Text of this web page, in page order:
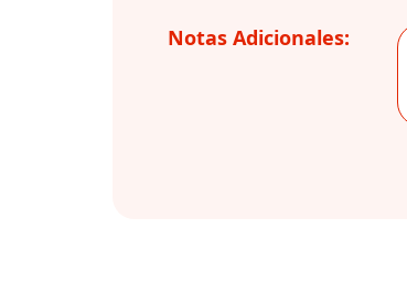
Notas Adicionales: